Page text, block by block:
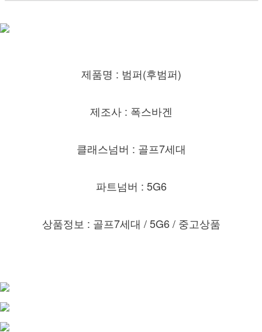
제품명 : 범퍼(후범퍼)
제조사 : 폭스바겐
클래스넘버 : 골프7세대
파트넘버 : 5G6
상품정보 : 골프7세대 /5G6 / 중고상품